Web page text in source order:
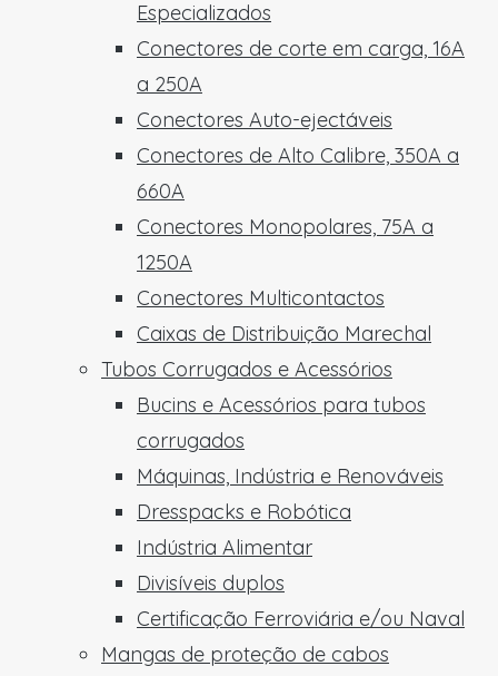
Especializados
Conectores de corte em carga, 16A
a 250A
Conectores Auto-ejectáveis
Conectores de Alto Calibre, 350A a
660A
Conectores Monopolares, 75A a
1250A
Conectores Multicontactos
Caixas de Distribuição Marechal
Tubos Corrugados e Acessórios
Bucins e Acessórios para tubos
corrugados
Máquinas, Indústria e Renováveis
Dresspacks e Robótica
Indústria Alimentar
Divisíveis duplos
Certificação Ferroviária e/ou Naval
Mangas de proteção de cabos